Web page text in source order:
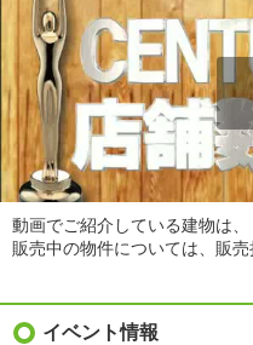
動画でご紹介している建物は、
販売中の物件については、販
イベント情報